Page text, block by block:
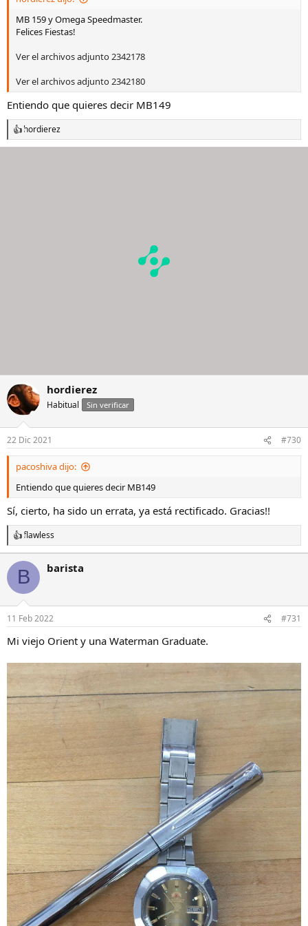
MB 159 y Omega Speedmaster.
Felices Fiestas!
Ver el archivos adjunto 2342178
Ver el archivos adjunto 2342180
Entiendo que quieres decir MB149
R
e
hordierez
hordierez
Habitual Sin verificar
22 Dic 2021 #730
pacoshiva dijo:
Entiendo que quieres decir MB149
Sí, cierto, ha sido un errata, ya está rectificado. Gracias!!
R
e
a
i
o
n
e
s
flawless
B barista
11 Feb 2022 #731
Mi viejo Orient y una Waterman Graduate.